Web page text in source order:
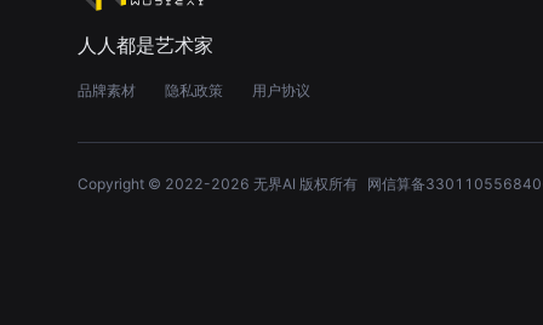
人人都是艺术家
品牌素材 隐私政策 用户协议
Copyright © 2022-2026 无界AI 版权所有 网信算备